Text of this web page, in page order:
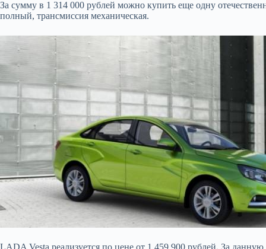
За сумму в 1 314 000 рублей можно купить еще одну
полный, трансмиссия механическая.
LADA Vesta реализуется по цене от 1 459 900 рублей. За